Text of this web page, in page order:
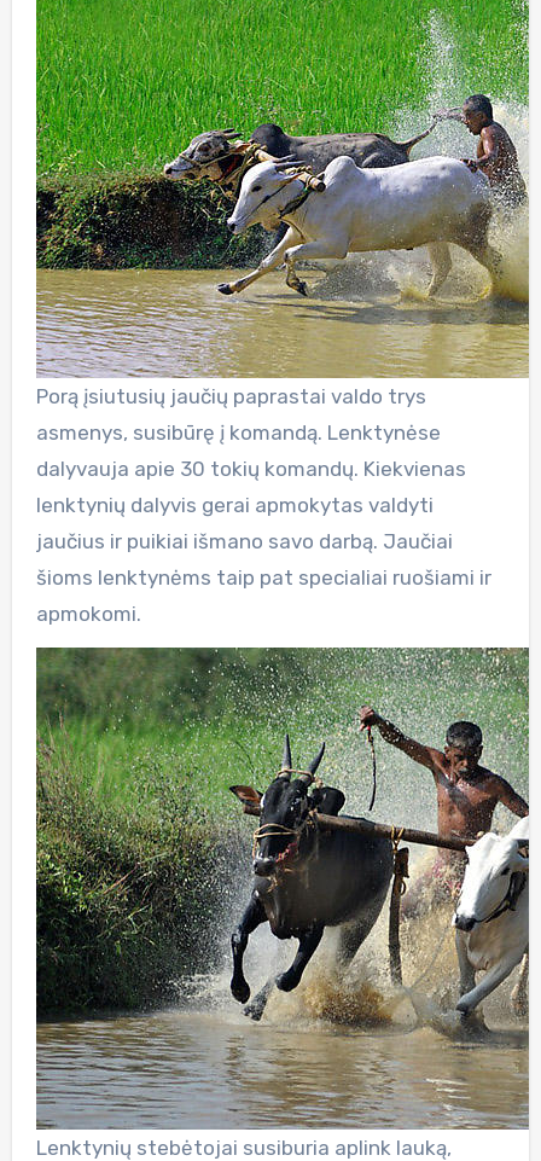
Porą įsiutusių jaučių paprastai valdo trys
asmenys, susibūrę į komandą. Lenktynėse
dalyvauja apie 30 tokių komandų. Kiekvienas
lenktynių dalyvis gerai apmokytas valdyti
jaučius ir puikiai išmano savo darbą. Jaučiai
šioms lenktynėms taip pat specialiai ruošiami ir
apmokomi.
Lenktynių stebėtojai susiburia aplink lauką,